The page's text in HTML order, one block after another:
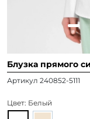
Блузка прямого
Артикул 240852-5111
Цвет: Белый